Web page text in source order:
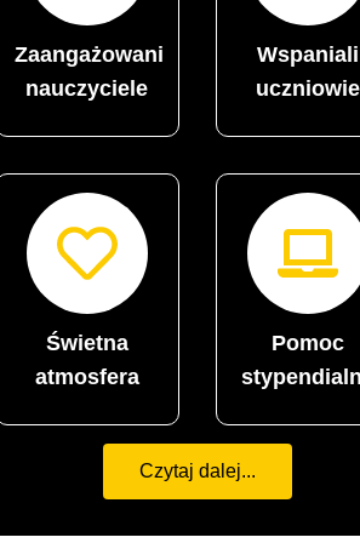
Zaangażowani
nauczyciele
Wspaniali
uczniowie
Świetna
atmosfera
Pomoc
Czytaj dalej...